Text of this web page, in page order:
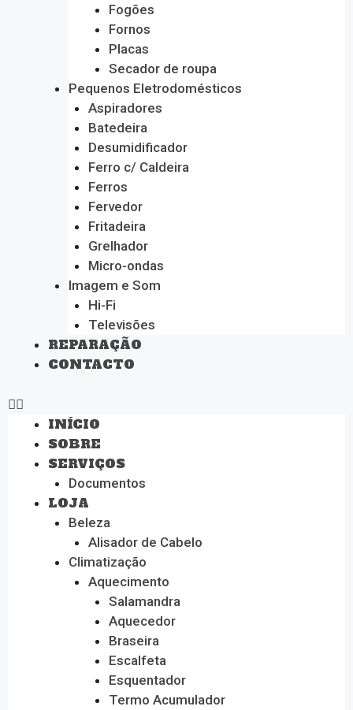
Fogões
Fornos
Placas
Secador de roupa
Pequenos Eletrodomésticos
Aspiradores
Batedeira
Desumidificador
Ferro c/ Caldeira
Ferros
Fervedor
Fritadeira
Grelhador
Micro-ondas
Imagem e Som
Hi-Fi
Televisões
REPARAÇÃO
CONTACTO
INÍCIO
SOBRE
SERVIÇOS
Documentos
LOJA
Beleza
Alisador de Cabelo
Climatização
Aquecimento
Salamandra
Aquecedor
Braseira
Escalfeta
Esquentador
Termo Acumulador